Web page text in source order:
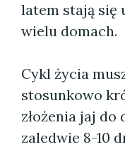
latem stają się
wielu domach.
Cykl życia
stosunkowo
złożenia jaj do
zaledwie 8-10